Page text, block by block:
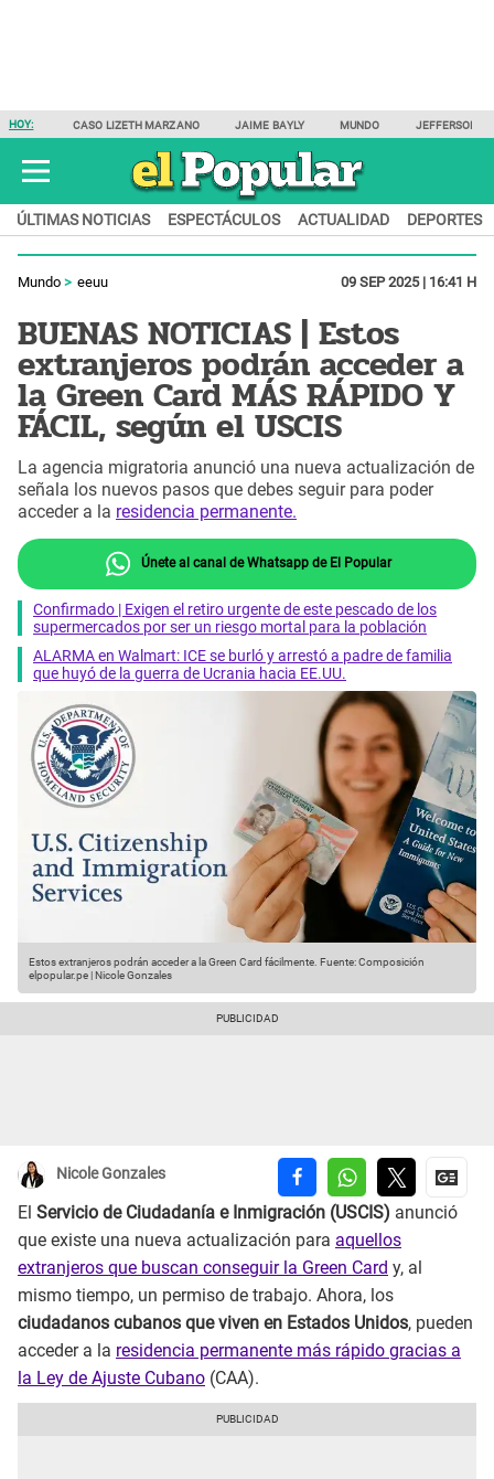
HOY: CASO LIZETH MARZANO JAIME BAYLY MUNDO JEFFERSON
ÚLTIMAS NOTICIAS ESPECTÁCULOS ACTUALIDAD DEPORTES
Mundo eeuu 09 SEP 2025 | 16:41 H
BUENAS NOTICIAS | Estos
extranjeros podrán acceder a
la Green Card MÁS RÁPIDO Y
FÁCIL, según el USCIS
La agencia migratoria anunció una nueva actualización de
señala los nuevos pasos que debes seguir para poder
acceder a la residencia permanente.
Únete al canal de Whatsapp de El Popular
Confirmado | Exigen el retiro urgente de este pescado de los
supermercados por ser un riesgo mortal para la población
ALARMA en Walmart: ICE se burló y arrestó a padre de familia
que huyó de la guerra de Ucrania hacia EE.UU.
Estos extranjeros podrán acceder a la Green Card fácilmente. Fuente: Composición
elpopular.pe | Nicole Gonzales
Nicole Gonzales
El Servicio de Ciudadanía e Inmigración (USCIS) anunció
que existe una nueva actualización para aquellos
extranjeros que buscan conseguir la Green Card y, al
mismo tiempo, un permiso de trabajo. Ahora, los
ciudadanos cubanos que viven en Estados Unidos, pueden
acceder a la residencia permanente más rápido gracias a
la Ley de Ajuste Cubano (CAA).